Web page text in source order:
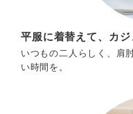
平服に着替えて、カ
いつもの二人らしく、肩
い時間を。